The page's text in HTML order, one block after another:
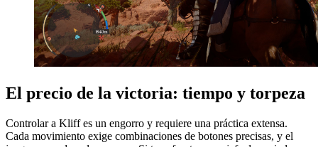
El precio de la victoria: tiempo y torpeza
Controlar a Kliff es un engorro y requiere una práctica extensa.
Cada movimiento exige combinaciones de botones precisas, y el